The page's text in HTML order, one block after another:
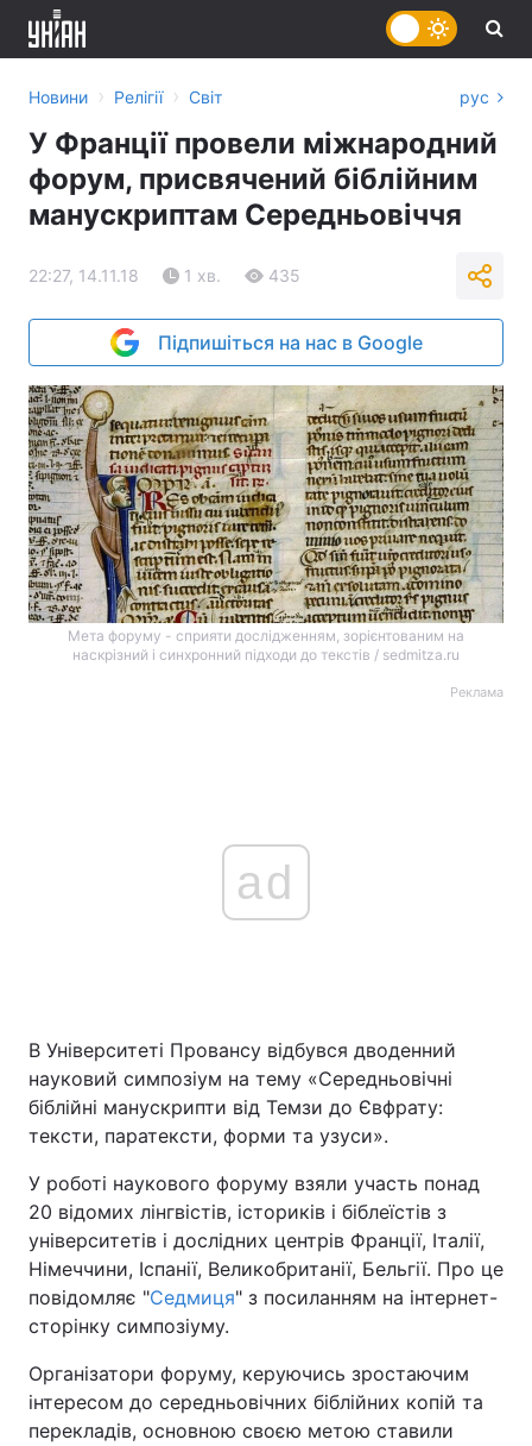
Україна Політика
Економіка Світ
Спорт
Техно і зв'язок Лайт
Зброя Інциденти
Новини › Релігії › Світ рус
У Франції провели міжнародний
форум, присвячений біблійним
манускриптам Середньовіччя
22:27, 14.11.18 1 хв. 435
Підпишіться на нас в Google
Мета форуму - сприяти дослідженням, зорієнтованим на
наскрізний і синхронний підходи до текстів / sedmitza.ru
Реклама
ad
В Університеті Провансу відбувся дводенний
науковий симпозіум на тему «Середньовічні
біблійні манускрипти від Темзи до Євфрату:
тексти, паратексти, форми та узуси».
У роботі наукового форуму взяли участь понад
20 відомих лінгвістів, істориків і біблеїстів з
університетів і дослідних центрів Франції, Італії,
Німеччини, Іспанії, Великобританії, Бельгії. Про це
повідомляє "Седмиця" з посиланням на інтернет-
сторінку симпозіуму.
Організатори форуму, керуючись зростаючим
інтересом до середньовічних біблійних копій та
перекладів, основною своєю метою ставили